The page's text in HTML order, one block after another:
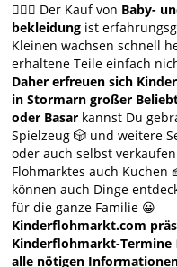
🙋🏻‍♀️ Der Kauf von Baby-
bekleidung ist
Kleinen wachsen schnell
erhaltene Teile einfach
Daher erfreuen sich
in Stormarn großer
oder Basar kannst Du
Spielzeug 🎲 und weitere
oder auch selbst
Flohmarktes auch Kuchen
können auch Dinge
für die ganze Familie 😀
Kinderflohmarkt.com
Kinderflohmarkt-Termine
alle nötigen